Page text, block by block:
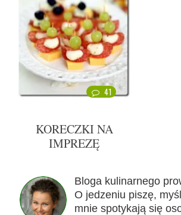
41
KORECZKI NA
IMPREZĘ
Bloga kulinarnego
O jedzeniu piszę,
mnie spotykają się